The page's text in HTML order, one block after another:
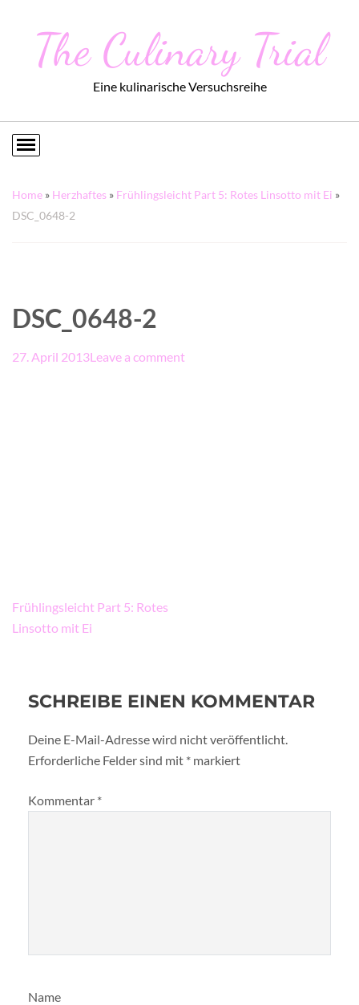
The Culinary Trial
Eine kulinarische Versuchsreihe
Home » Herzhaftes » Frühlingsleicht Part 5: Rotes Linsotto mit Ei »
DSC_0648-2
DSC_0648-2
27. April 2013Leave a comment
Beitragsnavigation
Frühlingsleicht Part 5: Rotes
Linsotto mit Ei
SCHREIBE EINEN KOMMENTAR
Deine E-Mail-Adresse wird nicht veröffentlicht.
Erforderliche Felder sind mit * markiert
Kommentar *
Name